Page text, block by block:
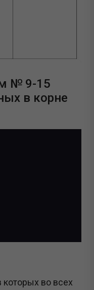
№ 9-15
в корне
которых во всех